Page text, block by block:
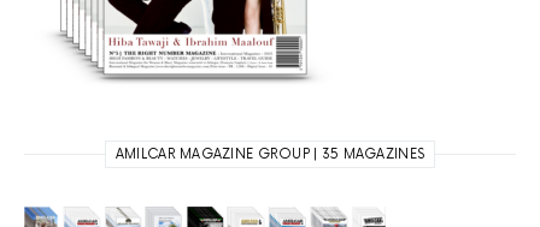
AMILCAR MAGAZINE GROUP | 35 MAGAZINES